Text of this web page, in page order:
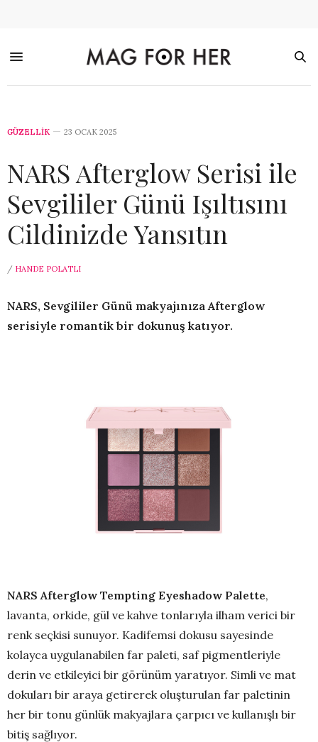
GÜZELLİK 23 OCAK 2025
NARS Afterglow Serisi ile
Sevgililer Günü Işıltısını
Cildinizde Yansıtın
/ HANDE POLATLI
NARS, Sevgililer Günü makyajınıza Afterglow
serisiyle romantik bir dokunuş katıyor.
NARS Afterglow Tempting Eyeshadow Palette,
lavanta, orkide, gül ve kahve tonlarıyla ilham verici bir
renk seçkisi sunuyor. Kadifemsi dokusu sayesinde
kolayca uygulanabilen far paleti, saf pigmentleriyle
derin ve etkileyici bir görünüm yaratıyor. Simli ve mat
dokuları bir araya getirerek oluşturulan far paletinin
her bir tonu günlük makyajlara çarpıcı ve kullanışlı bir
bitiş sağlıyor.